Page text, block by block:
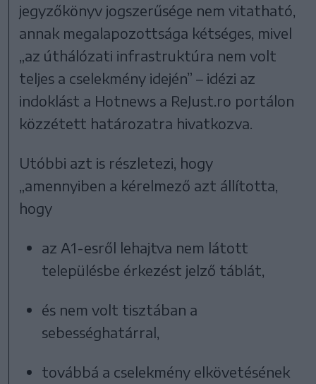
jegyzőkönyv jogszerűsége nem vitatható,
annak megalapozottsága kétséges, mivel
„az úthálózati infrastruktúra nem volt
teljes a cselekmény idején” – idézi az
indoklást a Hotnews a ReJust.ro portálon
közzétett határozatra hivatkozva.
Utóbbi azt is részletezi, hogy
„amennyiben a kérelmező azt állította,
hogy
az A1-esről lehajtva nem látott
településbe érkezést jelző táblát,
és nem volt tisztában a
sebességhatárral,
továbbá a cselekmény elkövetésének